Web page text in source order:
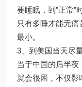
要睡眠，到”正常”
只有多睡才能无
最小。
3、到美国当天尽
当于中国的后半
就会很困，不仅影